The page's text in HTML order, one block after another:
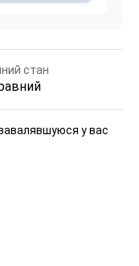
стан
у вас